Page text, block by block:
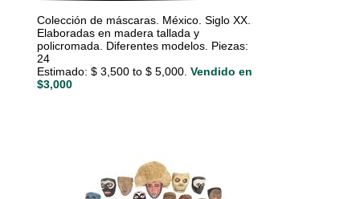
Colección de máscaras. México. Siglo XX.
Elaboradas en madera tallada y
policromada. Diferentes modelos. Piezas:
24
Estimado: $ 3,500 to $ 5,000. Vendido en
$3,000